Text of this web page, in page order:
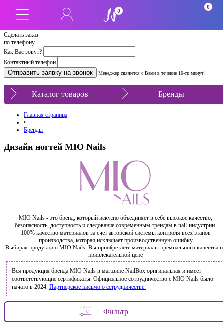
Сделать заказ
по телефону
Как Вас зовут?
Контактный телефон
Менеджер свяжется с Вами в течение 10-ти минут!
0
0
Каталог товаров Бренды
Главная страница
•
Бренды
Дизайн ногтей MIO Nails
MIO Nails - это бренд, который искусно объединяет в себе высокое качество,
безопасность, доступность и следование современным трендам в nail-индустрии.
100% качество материалов за счет авторской системы контроля всех этапов
производства, которая исключает производственную ошибку
Выбирая продукцию MIO Nails, Вы приобретаете материалы премиального качества
привлекательной цене
Вся продукция бренда MIO Nails в магазине NailBox оригинальная и имеет
соответствующие сертификаты. Официальное сотрудничество с MIO Nails было
начато в 2024. Партнерское письмо о сотрудничестве.
Фильтр